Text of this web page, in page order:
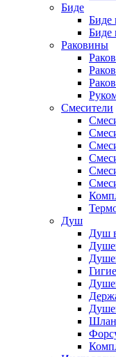
Биде
Биде
Биде
Раковины
Смесители
Душ
Душ